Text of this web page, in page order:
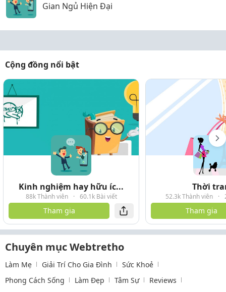
Gian Ngủ Hiện Đại
Cộng đồng nổi bật
Kinh nghiệm hay hữu íc...
88k Thành viên · 60.1k Bài viết
Tham gia
Thời
52.3k Thành viên ·
Tham gia
Chuyên mục Webtretho
Làm Mẹ Giải Trí Cho Gia Đình
Sức Khoẻ
Phong Cách Sống
Làm Đẹp Tâm Sự
Reviews